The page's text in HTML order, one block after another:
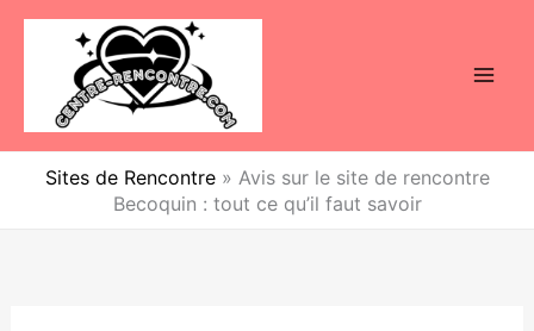
Aller
Sites de Rencontre» Avis sur le site de rencontre
Becoquin : tout ce qu’il faut savoir